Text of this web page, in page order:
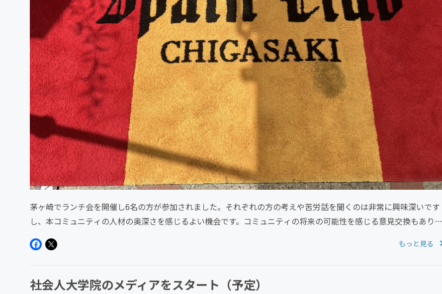
茅ヶ崎でランチ会を開催し6名の方が参加されました。それぞれの方の考えや苦労話を聞くのは非常に興味深いです
し、本コミュニティの人材の奥深さを感じるよい機会です。コミュニティの将来の可能性を感じる意見交換もあり、
少しずつでも発展することが...
もっと見る
社会人大学院のメディアをスタート（予定）